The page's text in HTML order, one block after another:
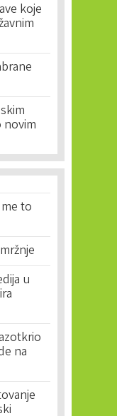
koje
novim
to
u
na